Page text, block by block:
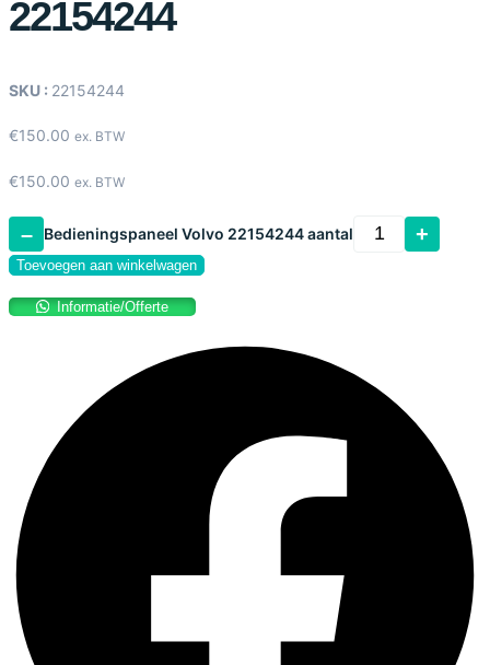
22154244
SKU : 22154244
€150.00 ex. BTW
€150.00 ex. BTW
– Bedieningspaneel Volvo 22154244 aantal +
Toevoegen aan winkelwagen
Informatie/Offerte